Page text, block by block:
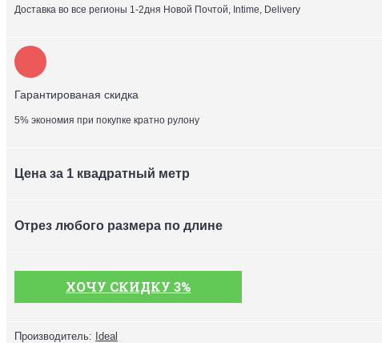
Доставка во все регионы 1-2дня Новой Почтой, Intime, Delivery
Гарантированая скидка
5% экономия при покупке кратно рулону
Цена за 1 квадратный метр
Отрез любого размера по длине
ХОЧУ СКИДКУ 3%
Производитель: Ideal